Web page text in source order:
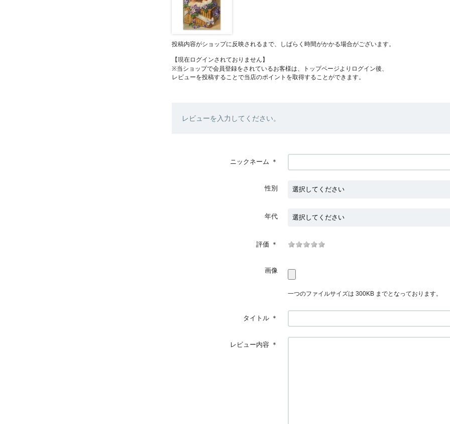
投稿内容がショップに反映されるまで、しばらく時間がかかる場合がございます。
【現在ログインされておりません】
※当ショップで会員登録をされているお客様は、トップページよりログイン後、
レビューを投稿することで当店のポイントを取得することができます。
レビューを入力してください。
ニックネーム ＊
性別
年代
評価 ＊
画像
一つのファイルサイズは 300KB までとなっております。
タイトル ＊
レビュー内容 ＊